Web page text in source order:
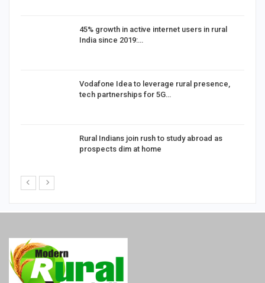
45% growth in active internet users in rural
India since 2019:…
Vodafone Idea to leverage rural presence,
tech partnerships for 5G…
Rural Indians join rush to study abroad as
prospects dim at home